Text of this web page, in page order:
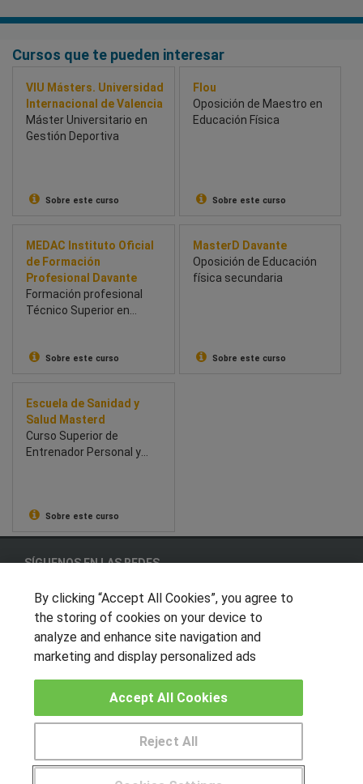
Cursos que te pueden interesar
VIU Másters. Universidad
Internacional de Valencia
Máster Universitario en
Gestión Deportiva
Sobre este curso
Flou
Oposición de Maestro en
Educación Física
Sobre este curso
MEDAC Instituto Oficial
de Formación
Profesional Davante
Formación profesional
Técnico Superior en
Sobre este curso
MasterD Davante
Oposición de Educación
física secundaria
Sobre este curso
Escuela de Sanidad y
Salud Masterd
Curso Superior de
Entrenador Personal y
Sobre este curso
Pide más información al centro
SÍGUENOS EN LAS REDES
OTROS GRUPOS DE INTERES
Hablemos de empleo
Locos por las becas
CENTROS DE FORMACIÓN
By clicking “Accept All Cookies”, you agree to
the storing of cookies on your device to
analyze and enhance site navigation and
marketing and display personalized ads
Reject All
Accept All Cookies